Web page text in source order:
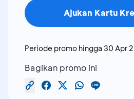
Ajukan Kartu
Periode promo hingga 30 Apr
Bagikan promo ini